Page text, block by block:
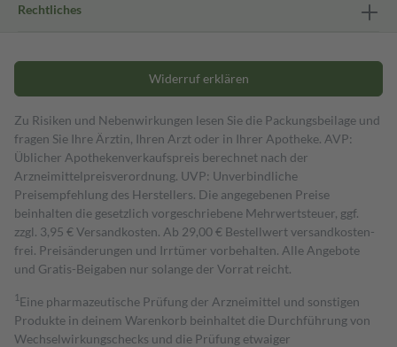
Rechtliches
Widerruf erklären
Zu Risiken und Nebenwirkungen lesen Sie die Packungsbeilage und
fragen Sie Ihre Ärztin, Ihren Arzt oder in Ihrer Apotheke. AVP:
Üblicher Apothekenverkaufspreis berechnet nach der
Arzneimittelpreisverordnung. UVP: Unverbindliche
Preisempfehlung des Herstellers. Die angegebenen Preise
beinhalten die gesetzlich vorgeschriebene Mehrwertsteuer, ggf.
zzgl. 3,95 € Versandkosten. Ab 29,00 € Bestell­wert versand­kosten­
frei. Preisänderungen und Irrtümer vorbehalten. Alle Angebote
und Gratis-Beigaben nur solange der Vorrat reicht.
1 Eine pharmazeutische Prüfung der Arzneimittel und sonstigen
Produkte in deinem Warenkorb beinhaltet die Durchführung von
Wechselwirkungschecks und die Prüfung etwaiger